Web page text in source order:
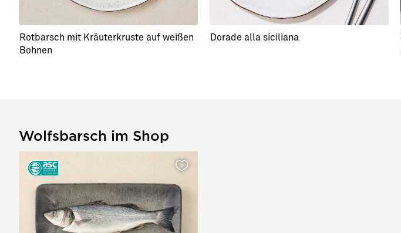
Rotbarsch mit Kräuterkruste auf weißen
Bohnen
Dorade alla siciliana
Wolfsbarsch im Shop